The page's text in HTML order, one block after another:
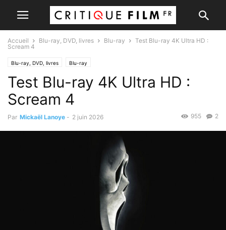
Accueil Blu-ray, DVD, livres Blu-ray
Test Blu-ray 4K Ultra HD :
Scream 4
Blu-ray, DVD, livres Blu-ray
Test Blu-ray 4K Ultra HD :
Scream 4
Par Mickaël Lanoye - 2 juin 2026 2
955